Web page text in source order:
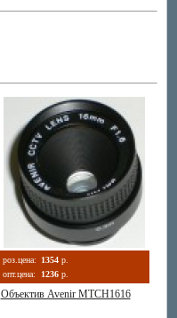
роз.цена: 1354 р.
опт.цена:
1236 р.
Объектив Avenir MTCH1616